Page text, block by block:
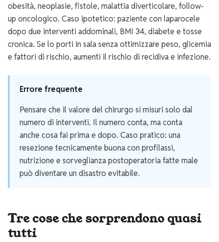
obesità, neoplasie, fistole, malattia diverticolare, follow-
up oncologico. Caso ipotetico: paziente con laparocele
dopo due interventi addominali, BMI 34, diabete e tosse
cronica. Se lo porti in sala senza ottimizzare peso, glicemia
e fattori di rischio, aumenti il rischio di recidiva e infezione.
Errore frequente
Pensare che il valore del chirurgo si misuri solo dal
numero di interventi. Il numero conta, ma conta
anche cosa fai prima e dopo. Caso pratico: una
resezione tecnicamente buona con profilassi,
nutrizione e sorveglianza postoperatoria fatte male
può diventare un disastro evitabile.
Tre cose che sorprendono quasi
tutti